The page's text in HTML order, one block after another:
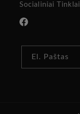
Socialiniai Tinklai
„Facebook“
El. Paštas